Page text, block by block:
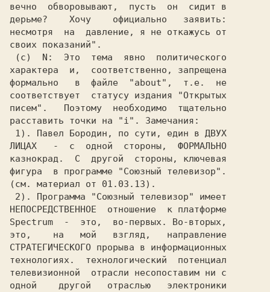
вечно  обворовывают,  пусть  он  сидит в
дерьме?    Хочу    официально   заявить:
несмотря  на  давление, я не откажусь от
своих показаний".
характера  и,  соответственно, запрещена
формально   в  файле  "about",  т.е.  не
соответствует  статусу издания "Открытых
писем".   Поэтому  необходимо  тщательно
расставить точки на "i". Замечания:
ЛИЦАХ   -  с  одной  стороны,  ФОРМАЛЬНО
казнокрад.  С  другой  стороны, ключевая
фигура  в программе "Союзный телевизор".
(см. материал от 01.03.13).
Spectrum  -  это,  во-первых. Во-вторых,
это,    на   мой   взгляд,   направление
СТРАТЕГИЧЕСКОГО прорыва в информационных
технологиях.  технологический  потенциал
телевизионной  отрасли несопоставим ни с
одной    другой   отраслью   электроники